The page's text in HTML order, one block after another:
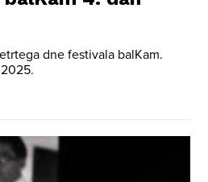
dne festivala balKam.